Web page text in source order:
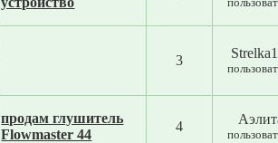
3
продам глушитель
Flowmaster 44
4